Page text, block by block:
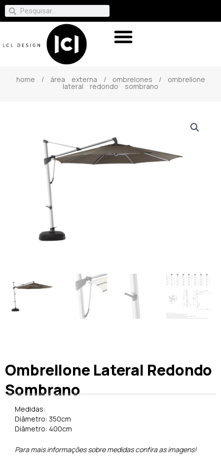
home / área externa / ombrelones / ombrellone
lateral redondo sombrano
Ombrellone Lateral Redondo
Sombrano
Medidas:
Diâmetro: 350cm
Diâmetro: 400cm
Para mais informações sobre medidas confira as imagens!